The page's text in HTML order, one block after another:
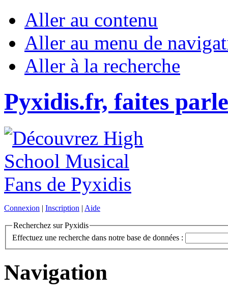
Aller au contenu
Aller au menu de
Aller à la recherche
Pyxidis.fr, faites
Connexion | Inscription | Aide
Recherchez sur Pyxidis
Effectuez une recherche dans notre base de données :
Navigation